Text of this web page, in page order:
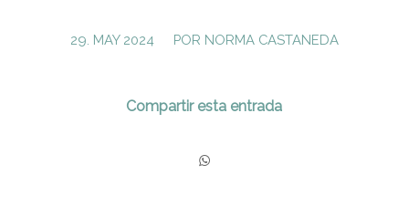
29. MAY 2024
/ POR NORMA CASTANEDA
Compartir esta entrada